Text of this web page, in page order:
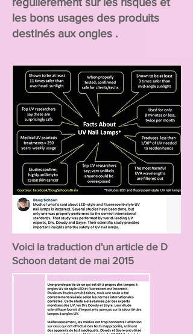
les bons usages des produits
destinés aux ongles .
Voici la traduction d'un article de D
Schoon datant de mai 2015